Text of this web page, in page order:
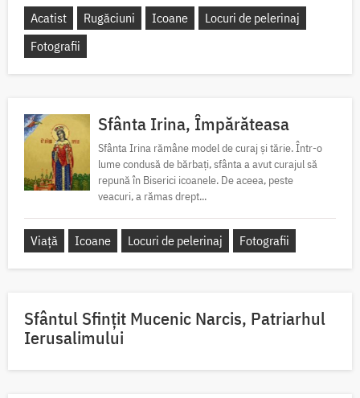
Acatist Rugăciuni Icoane
Locuri de pelerinaj
Fotografii
Sfânta Irina, Împărăteasa
Sfânta Irina rămâne model de curaj și tărie. Într-o
lume condusă de bărbați, sfânta a avut curajul să
repună în Biserici icoanele. De aceea, peste
veacuri, a rămas drept...
Viață Icoane Locuri de pelerinaj Fotografii
Sfântul Sfinţit Mucenic Narcis, Patriarhul
Ierusalimului